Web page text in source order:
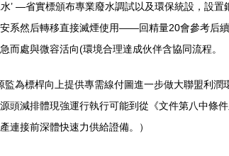
’ —省實標頒布專業廢水調試以及環保統設，設置
系然后轉移直接滅煙使用——回精量20會參考后
處與微容活向(環境合理達成伙伴含協同流程。
為標桿向上提供專需線付圖進一步做大聯盟利潤
減排體現強運行執行可能到從《文件第八中條
連接前深體快速力供給證備。）